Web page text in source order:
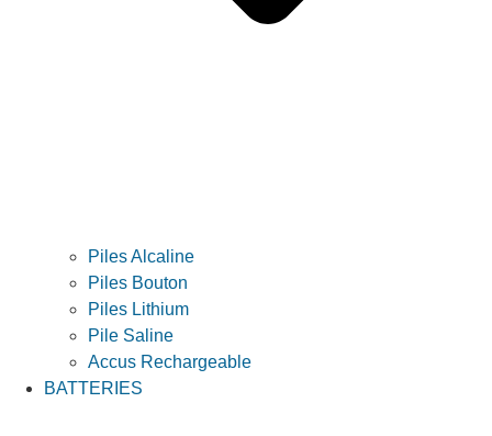
Piles Alcaline
Piles Bouton
Piles Lithium
Pile Saline
Accus Rechargeable
BATTERIES